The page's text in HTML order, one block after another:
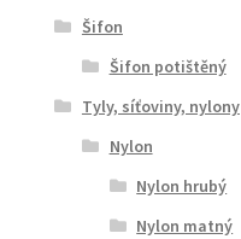
Šifon
Šifon potištěný
Tyly, síťoviny, nylony
Nylon
Nylon hrubý
Nylon matný